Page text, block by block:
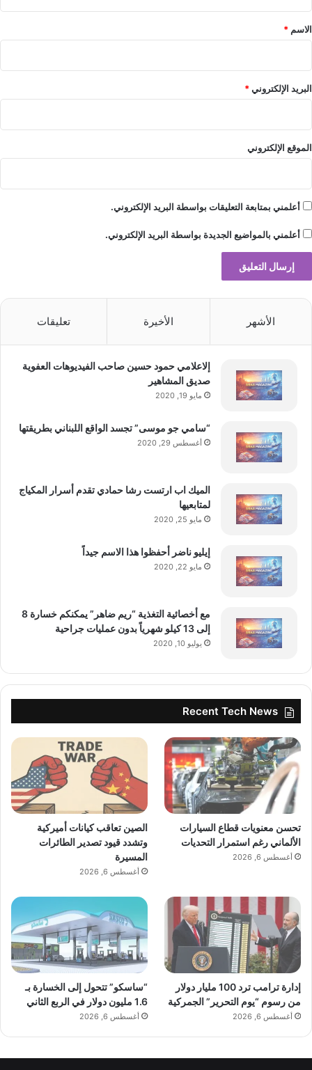
*
الاسم *
البريد الإلكتروني*
الموقع الإلكتروني
أعلمني بمتابعة التعليقات بواسطة البريد الإلكتروني.
أعلمني بالمواضيع الجديدة بواسطة البريد الإلكتروني.
الأشهر الأخيرة تعليقات
إلاعلامي حمود حسين صاحب الفيديوهات العفوية
صديق المشاهير
مايو 19, 2020
“سامي جو موسى” تجسد الواقع اللبناني بطريقتها
أغسطس 29, 2020
الميك اب ارتست رشا حمادي تقدم أسرار المكياج
لمتابعيها
مايو 25, 2020
إيليو ناضر أحفظوا هذا الاسم جيداً
مايو 22, 2020
مع أخصائية التغذية “ريم ضاهر” يمكنكم خسارة 8
إلى 13 كيلو شهرياً بدون عمليات جراحية
يوليو 10, 2020
Recent Tech News
تحسن معنويات قطاع السيارات
الألماني رغم استمرار التحديات
أغسطس 6, 2026
الصين تعاقب كيانات أميركية
وتشدد قيود تصدير الطائرات
المسيرة
أغسطس 6, 2026
إدارة ترامب ترد 100 مليار دولار
من رسوم “يوم التحرير” الجمركية
أغسطس 6, 2026
“ساسكو” تتحول إلى الخسارة بـ
1.6 مليون دولار في الربع الثاني
أغسطس 6, 2026